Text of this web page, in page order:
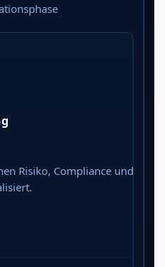
Risiko, Compliance und